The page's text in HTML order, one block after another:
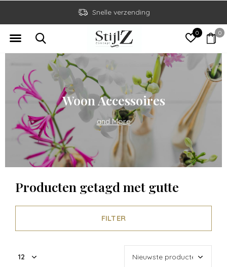
0 0
Snelle verzending
Woon Accessoires
and More
Producten getagd met gutte
FILTER